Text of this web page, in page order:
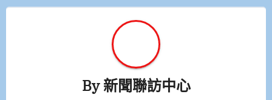
By新聞聯訪中心